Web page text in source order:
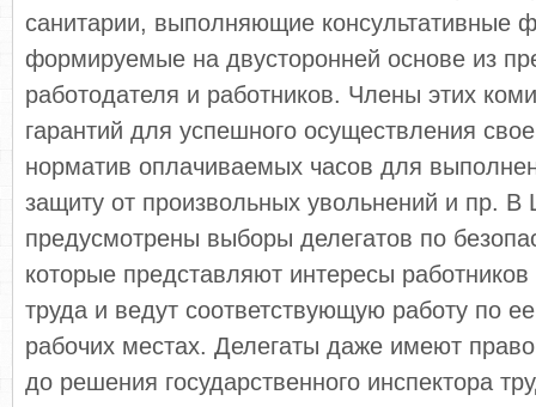
санитарии, выполняющие консультативные
формируемые на двусторонней основе из
работодателя и работников. Члены этих
гарантий для успешного осуществления
норматив оплачиваемых часов для
защиту от произвольных увольнений и пр. В
предусмотрены выборы делегатов по
которые представляют интересы
труда и ведут соответствующую работу по
рабочих местах. Делегаты даже имеют
до решения государственного инспектора